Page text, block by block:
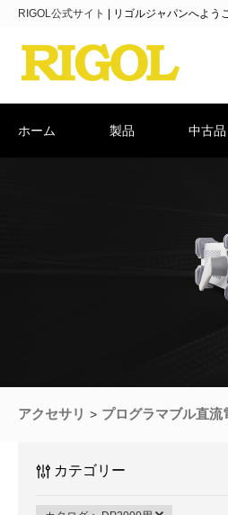
RIGOL公式サイト リゴルジャパンへよう
ホーム 製品 中古
アクセサリ プログラマブル直流
カテゴリー